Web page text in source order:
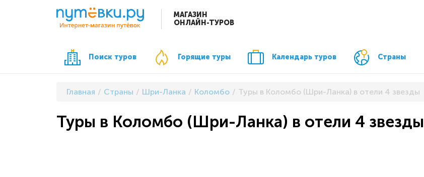
МАГАЗИН
ОНЛАЙН-ТУРОВ
Поиск туров Горящие туры Календарь туров Страны
Главная Страны Шри-Ланка Коломбо Туры в Коломбо (Шри-Ланка) в отели 4 звезды
Туры в Коломбо (Шри-Ланка) в отели 4 звезды